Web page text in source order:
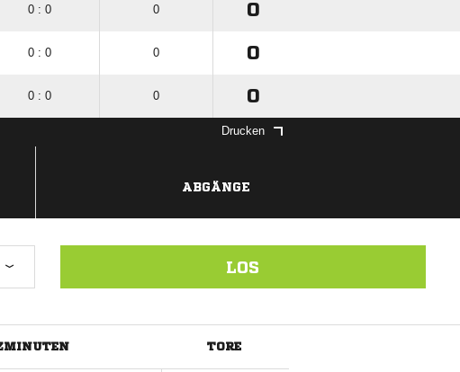
0 : 0 0 0
0 : 0 0 0
0 : 0 0 0
Drucken
ABGÄNGE
LOS
TORE